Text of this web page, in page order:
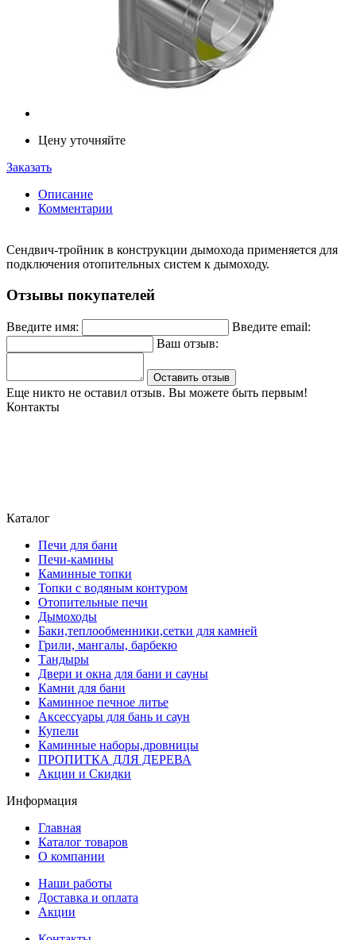
Цену уточняйте
Заказать
Описание
Комментарии
Сендвич-тройник в конструкции дымохода применяется для
подключения отопительных систем к дымоходу.
Отзывы покупателей
Введите имя:
Введите email:
Ваш отзыв:
Оставить отзыв
Еще никто не оставил отзыв. Вы можете быть первым!
Контакты
Каталог
Печи для бани
Печи-камины
Каминные топки
Топки с водяным контуром
Отопительные печи
Дымоходы
Баки,теплообменники,сетки для камней
Грили, мангалы, барбекю
Тандыры
Двери и окна для бани и сауны
Камни для бани
Каминное печное литье
Аксессуары для бань и саун
Купели
Каминные наборы,дровницы
ПРОПИТКА ДЛЯ ДЕРЕВА
Акции и Скидки
Информация
Главная
Каталог товаров
О компании
Наши работы
Доставка и оплата
Акции